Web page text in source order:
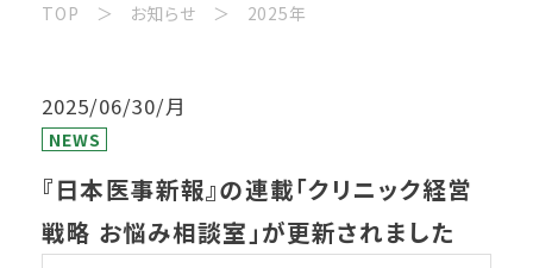
TOP お知らせ 2025年
2025/06/30/月
NEWS
『日本医事新報』の連載「クリニック経営
戦略 お悩み相談室」が更新されました